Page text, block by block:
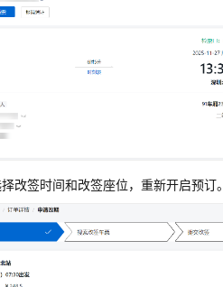
改签时间和改签座位，重新开启预订。